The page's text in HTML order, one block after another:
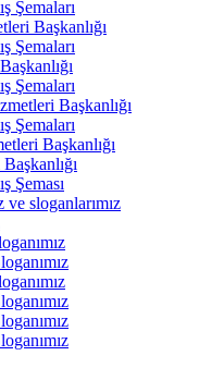
Şemaları
Başkanlığı
Şemaları
Şemaları
Başkanlığı
Şemaları
Başkanlığı
Şeması
sloganlarımız